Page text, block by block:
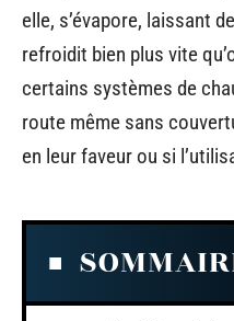
elle, s’évapore, laissant
refroidit bien plus vite
certains systèmes de
route même sans
en leur faveur ou si